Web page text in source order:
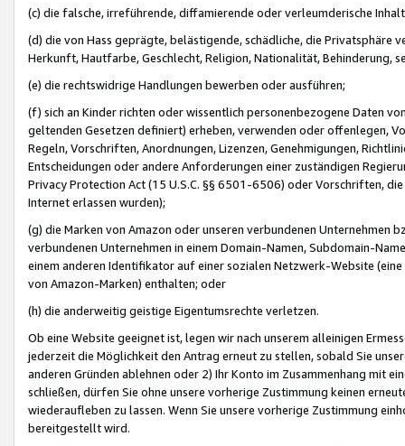
(c) die falsche, irreführende, diffamierende oder verleumderische
(d) die von Hass geprägte, belästigende, schädliche, die Privatsphäre
Herkunft, Hautfarbe, Geschlecht, Religion, Nationalität, Behinderung,
(e) die rechtswidrige Handlungen bewerben oder ausführen;
(f) sich an Kinder richten oder wissentlich personenbezogene Daten
geltenden Gesetzen definiert) erheben, verwenden oder offenlegen,
Regeln, Vorschriften, Anordnungen, Lizenzen, Genehmigungen,
Entscheidungen oder andere Anforderungen einer zuständigen
Privacy Protection Act (15 U.S.C. §§ 6501-6506) oder Vorschriften,
Internet erlassen wurden);
(g) die Marken von Amazon oder unseren verbundenen Unternehmen
verbundenen Unternehmen in einem Domain-Namen, Subdomain-
einem anderen Identifikator auf einer sozialen Netzwerk-Website
von Amazon-Marken) enthalten; oder
(h) die anderweitig geistige Eigentumsrechte verletzen.
Ob eine Website geeignet ist, legen wir nach unserem alleinigen
jederzeit die Möglichkeit den Antrag erneut zu stellen, sobald Sie
anderen Gründen ablehnen oder 2) Ihr Konto im Zusammenhang mit
schließen, dürfen Sie ohne unsere vorherige Zustimmung keinen
wiederaufleben zu lassen. Wenn Sie unsere vorherige Zustimmung
bereitgestellt wird.